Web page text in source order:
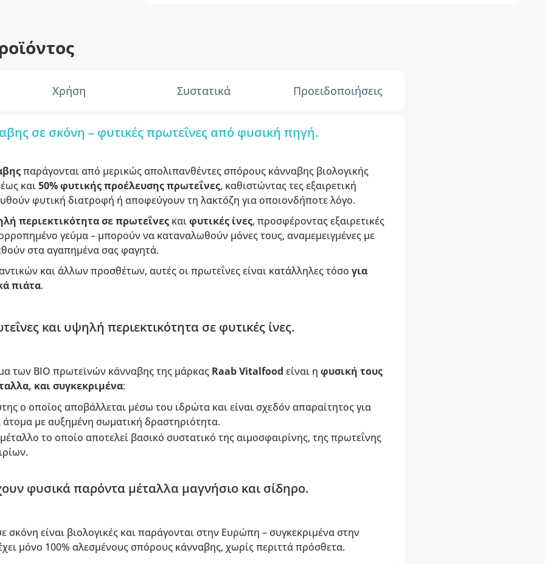
Χρήση Συστατικά Προειδοποιήσεις
σε σκόνη – φυτικές πρωτεΐνες από φυσική πηγή.
παράγονται από μερικώς απολιπανθέντες σπόρους κάνναβης βιολογικής
και50% φυτικής προέλευσης πρωτεΐνες, καθιστώντας τες εξαιρετική
φυτική διατροφή ή αποφεύγουν τη λακτόζη για οποιονδήποτε λόγο.
περιεκτικότητα σε πρωτεΐνες καιφυτικές ίνες, προσφέροντας εξαιρετικές
γεύμα – μπορούν να καταναλωθούν μόνες τους, αναμεμειγμένες με
στα αγαπημένα σας φαγητά.
και άλλων προσθέτων, αυτές οι πρωτεΐνες είναι κατάλληλες τόσο για
πιάτα.
και υψηλή περιεκτικότητα σε φυτικές ίνες.
των ΒΙΟ πρωτεϊνών κάνναβης της μάρκας Raab Vitalfood είναι η φυσική τους
και συγκεκριμένα:
ο οποίος αποβάλλεται μέσω του ιδρώτα και είναι σχεδόν απαραίτητος για
άτομα με αυξημένη σωματική δραστηριότητα.
το οποίο αποτελεί βασικό συστατικό της αιμοσφαιρίνης, της πρωτεΐνης
φυσικά παρόντα μέταλλα μαγνήσιο και σίδηρο.
σκόνη είναι βιολογικές και παράγονται στην Ευρώπη – συγκεκριμένα στην
μόνο 100% αλεσμένους σπόρους κάνναβης, χωρίς περιττά πρόσθετα.